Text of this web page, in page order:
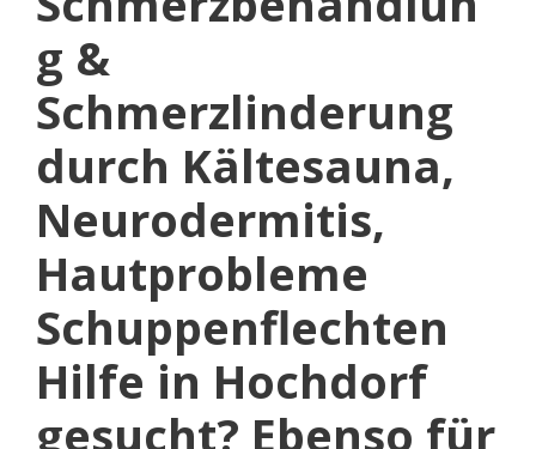
g &
Schmerzlinderung
durch Kältesauna,
Neurodermitis,
Hautprobleme
Schuppenflechten
Hilfe in Hochdorf
gesucht? Ebenso für